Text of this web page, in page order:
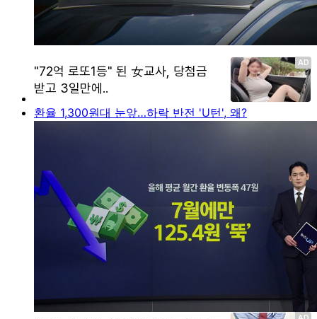
환율 1,300원대 눈앞…하락 반전 'U턴', 왜?